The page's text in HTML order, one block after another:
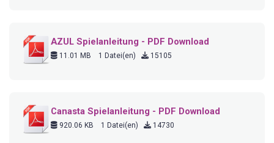
AZUL Spielanleitung - PDF Download
11.01 MB 1 Datei(en) 15105
Canasta Spielanleitung - PDF Download
920.06 KB 1 Datei(en) 14730